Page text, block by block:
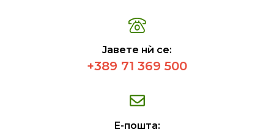
Јавете нѝ се:
+389 71 369 500
Е-пошта: